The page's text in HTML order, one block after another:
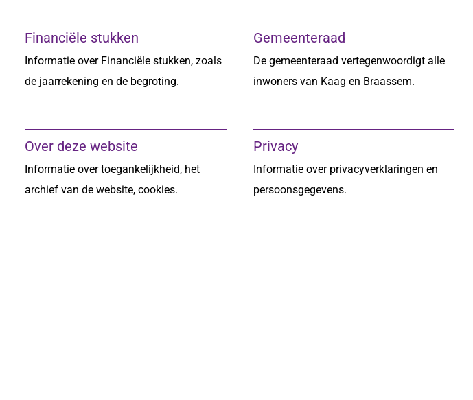
Financiële stukken
Informatie over Financiële stukken, zoals
de jaarrekening en de begroting.
Gemeenteraad
De gemeenteraad vertegenwoordigt alle
inwoners van Kaag en Braassem.
Over deze website
Informatie over toegankelijkheid, het
archief van de website, cookies.
Privacy
Informatie over privacyverklaringen en
persoonsgegevens.